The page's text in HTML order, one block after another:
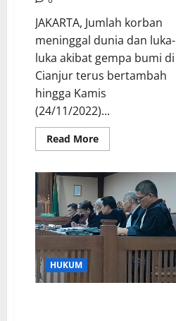
JAKARTA, Jumlah korban
meninggal dunia dan luka-
luka akibat gempa bumi di
Cianjur terus bertambah
hingga Kamis
(24/11/2022)...
Read MoreRead
more
Gempa
Cianjur:
Korban
Meninggal
272
Orang,
165
Teridentifikasi
HUKUM